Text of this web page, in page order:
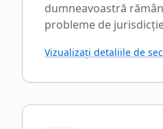
dumneavoastră
probleme de
Vizualizați detaliile de